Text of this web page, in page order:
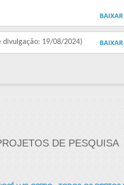
divulgação: 19/08/2024)
DE PESQUISA